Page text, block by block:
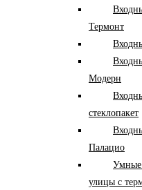
Термонт
Модерн
стеклопакет
Палацио
Умные
улицы с